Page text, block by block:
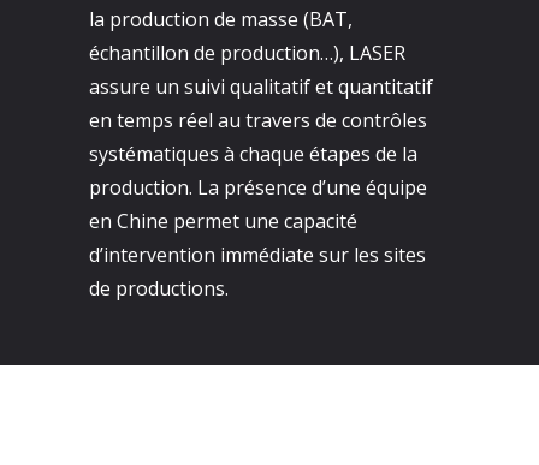
la production de masse (BAT,
échantillon de production…), LASER
assure un suivi qualitatif et quantitatif
en temps réel au travers de contrôles
systématiques à chaque étapes de la
production. La présence d’une équipe
en Chine permet une capacité
d’intervention immédiate sur les sites
de productions.